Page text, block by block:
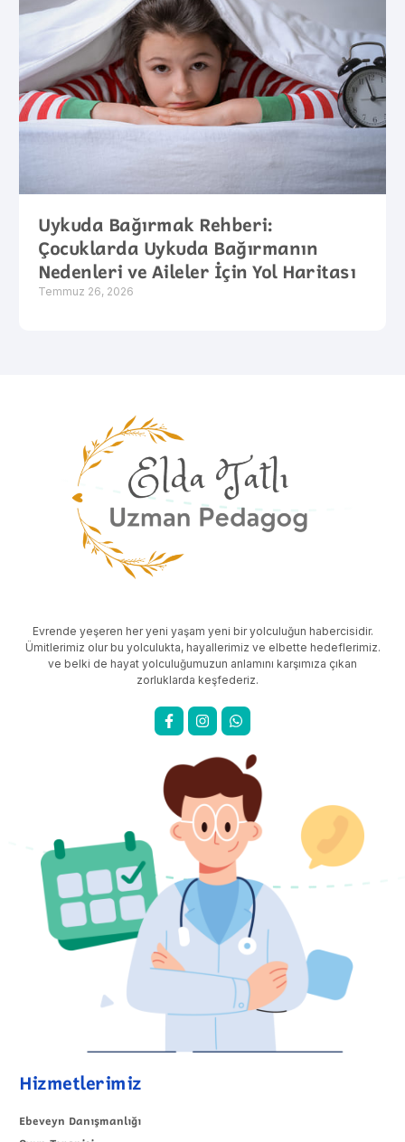
Uykuda Bağırmak Rehberi:
Çocuklarda Uykuda Bağırmanın
Nedenleri ve Aileler İçin Yol Haritası
Temmuz 26, 2026
Evrende yeşeren her yeni yaşam yeni bir yolculuğun habercisidir.
Ümitlerimiz olur bu yolculukta, hayallerimiz ve elbette hedeflerimiz.
ve belki de hayat yolculuğumuzun anlamını karşımıza çıkan
zorluklarda keşfederiz.
Hizmetlerimiz
Ebeveyn Danışmanlığı